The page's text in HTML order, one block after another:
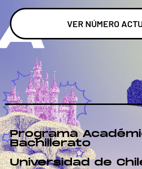
VER NÚMERO
Programa
Bachillerato
Universidad de